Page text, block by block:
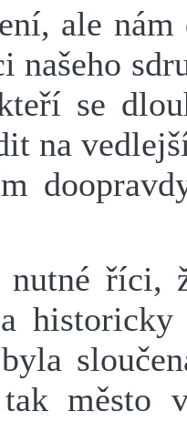
ale nám
našeho
se
na
nutné říci,
město